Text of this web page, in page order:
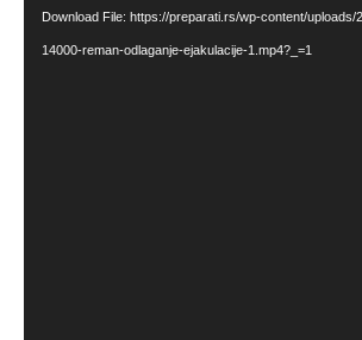
Download File: https://preparati.rs/wp-content/uploads/
14000-reman-odlaganje-ejakulacije-1.mp4?_=1